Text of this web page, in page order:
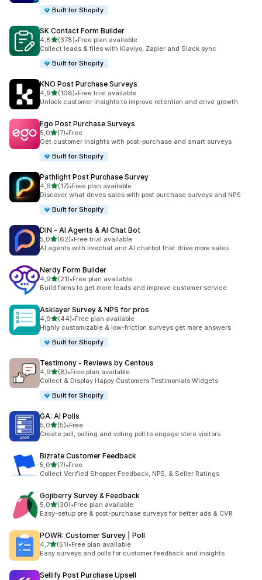
Built for Shopify
SK Contact Form Builder
4,8de 5 estrelas
(378)
378 total de avaliações
•Free plan available
Collect leads & files with Klaviyo, Zapier and Slack sync
Built for Shopify
KNO Post Purchase Surveys
4,9de 5 estrelas
(108)
108 total de avaliações
•Free trial available
Unlock customer insights to improve retention and drive growth
Ego Post Purchase Surveys
5,0de 5 estrelas
(7)
7 total de avaliações
•Free
Get customer insights with post-purchase and smart surveys
Built for Shopify
Pathlight Post Purchase Survey
4,6de 5 estrelas
(17)
17 total de avaliações
•Free plan available
Discover what drives sales with post purchase surveys and NPS
Built for Shopify
DIN ‑ AI Agents & AI Chat Bot
5,0de 5 estrelas
(62)
62 total de avaliações
•Free trial available
AI agents with livechat and AI chatbot that drive more sales
Nerdy Form Builder
4,9de 5 estrelas
(21)
21 total de avaliações
•Free plan available
Build forms to get more leads and improve customer service
Asklayer Survey & NPS for pros
4,9de 5 estrelas
(44)
44 total de avaliações
•Free plan available
Highly customizable & low-friction surveys get more answers
Built for Shopify
Testimony ‑ Reviews by Centous
4,9de 5 estrelas
(8)
8 total de avaliações
•Free plan available
Collect & Display Happy Customers Testimonials Widgets
Built for Shopify
GA: AI Polls
5,0de 5 estrelas
(5)
5 total de avaliações
•Free
Create poll, polling and voting poll to engage store visitors
Bizrate Customer Feedback
5,0de 5 estrelas
(7)
7 total de avaliações
•Free
Collect Verified Shopper Feedback, NPS, & Seller Ratings
Gojiberry Survey & Feedback
5,0de 5 estrelas
(30)
30 total de avaliações
•Free plan available
Easy-setup pre & post-purchase surveys for better ads & CVR
POWR: Customer Survey | Poll
4,7de 5 estrelas
(51)
51 total de avaliações
•Free plan available
Easy surveys and polls for customer feedback and insights
Sellify Post Purchase Upsell